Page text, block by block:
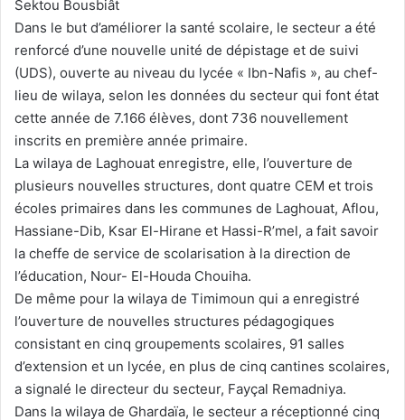
Sektou Bousbiât
Dans le but d’améliorer la santé scolaire, le secteur a été
renforcé d’une nouvelle unité de dépistage et de suivi
(UDS), ouverte au niveau du lycée « Ibn-Nafis », au chef-
lieu de wilaya, selon les données du secteur qui font état
cette année de 7.166 élèves, dont 736 nouvellement
inscrits en première année primaire.
La wilaya de Laghouat enregistre, elle, l’ouverture de
plusieurs nouvelles structures, dont quatre CEM et trois
écoles primaires dans les communes de Laghouat, Aflou,
Hassiane-Dib, Ksar El-Hirane et Hassi-R’mel, a fait savoir
la cheffe de service de scolarisation à la direction de
l’éducation, Nour- El-Houda Chouiha.
De même pour la wilaya de Timimoun qui a enregistré
l’ouverture de nouvelles structures pédagogiques
consistant en cinq groupements scolaires, 91 salles
d’extension et un lycée, en plus de cinq cantines scolaires,
a signalé le directeur du secteur, Fayçal Remadniya.
Dans la wilaya de Ghardaïa, le secteur a réceptionné cinq